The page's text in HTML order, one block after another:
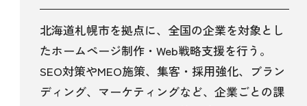
北海道札幌市を拠点に、全国の企業を対象とし
たホームページ制作・Web戦略支援を行う。
SEO対策やMEO施策、集客・採用強化、ブラン
ディング、マーケティングなど、企業ごとの課